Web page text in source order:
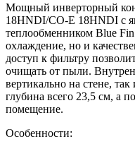
Мощный инверторный
18HNDI/CO-E 18HNDI с
теплообменником Blue Fin
охлаждение, но и
доступ к фильтру
очищать от пыли.
вертикально на стене,
глубина всего 23,5 см, а
помещение.
Особенности: